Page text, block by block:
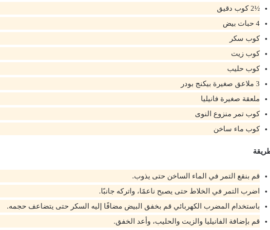
½2 كوب دقيق
4 حبات بيض
كوب سكر
كوب زيت
كوب حليب
3 ملاعق صغيرة بيكنج بودر
ملعقة صغيرة فانيليا
كوب تمر منزوع النوى
كوب ماء ساخن
قم بنقع التمر في الماء الساخن حتى يذوب.
اضرب التمر في الخلاط حتى يصبح ناعمًا، واتركه جانبًا.
باستخدام المضرب الكهربائي قم بخفق البيض مضافًا إليه السكر حتى يتضاعف حجمه.
قم بإضافة الفانيليا والزيت والحليب، وأعد الخفق.